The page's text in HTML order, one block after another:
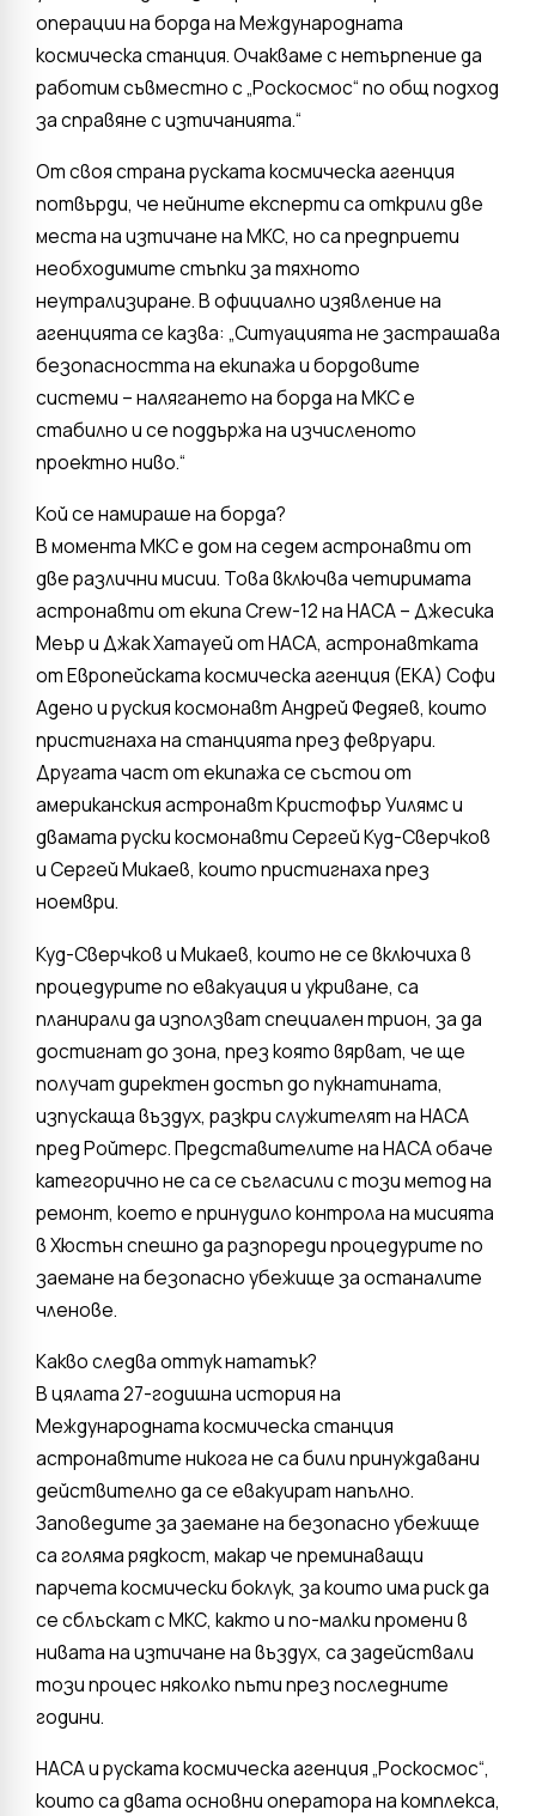
операции на борда на Международната
космическа станция. Очакваме с нетърпение да
работим съвместно с „Роскосмос“ по общ подход
за справяне с изтичанията.“
От своя страна руската космическа агенция
потвърди, че нейните експерти са открили две
места на изтичане на МКС, но са предприети
необходимите стъпки за тяхното
неутрализиране. В официално изявление на
агенцията се казва: „Ситуацията не застрашава
безопасността на екипажа и бордовите
системи – налягането на борда на МКС е
стабилно и се поддържа на изчисленото
проектно ниво.“
Кой се намираше на борда?
В момента МКС е дом на седем астронавти от
две различни мисии. Това включва четиримата
астронавти от екипа Crew-12 на НАСА – Джесика
Меър и Джак Хатауей от НАСА, астронавтката
от Европейската космическа агенция (ЕКА) Софи
Адено и руския космонавт Андрей Федяев, които
пристигнаха на станцията през февруари.
Другата част от екипажа се състои от
американския астронавт Кристофър Уилямс и
двамата руски космонавти Сергей Куд-Сверчков
и Сергей Микаев, които пристигнаха през
ноември.
Куд-Сверчков и Микаев, които не се включиха в
процедурите по евакуация и укриване, са
планирали да използват специален трион, за да
достигнат до зона, през която вярват, че ще
получат директен достъп до пукнатината,
изпускаща въздух, разкри служителят на НАСА
пред Ройтерс. Представителите на НАСА обаче
категорично не са се съгласили с този метод на
ремонт, което е принудило контрола на мисията
в Хюстън спешно да разпореди процедурите по
заемане на безопасно убежище за останалите
членове.
Какво следва оттук нататък?
В цялата 27-годишна история на
Международната космическа станция
астронавтите никога не са били принуждавани
действително да се евакуират напълно.
Заповедите за заемане на безопасно убежище
са голяма рядкост, макар че преминаващи
парчета космически боклук, за които има риск да
се сблъскат с МКС, както и по-малки промени в
нивата на изтичане на въздух, са задействали
този процес няколко пъти през последните
години.
НАСА и руската космическа агенция „Роскосмос“,
които са двата основни оператора на комплекса,